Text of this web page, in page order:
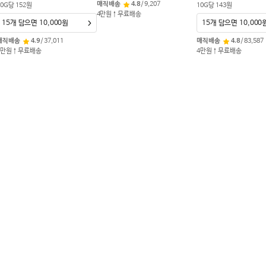
G당 152원
직배송 4.9/37,011
원↑무료배송
15개 담으면 10,000원
매직배송
4.8 /9,207
4만원↑무료배송
10G당 143원
매직배송 4.8/83,587
4만원↑무료배송
15개 담으면 10,000